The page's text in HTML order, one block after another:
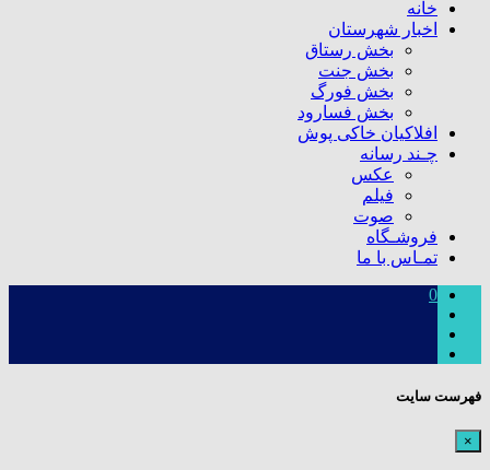
خانه
اخبار شهرستان
بخش رستاق
بخش جنت
بخش فورگ
بخش فسارود
افلاکیان خاکی پوش
چـند رسانه
عکس
فیلم
صوت
فروشـگاه
تمـاس با ما
0
فهرست سایت
×